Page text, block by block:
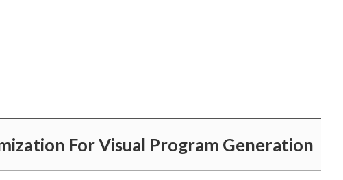
For Visual Program Generation